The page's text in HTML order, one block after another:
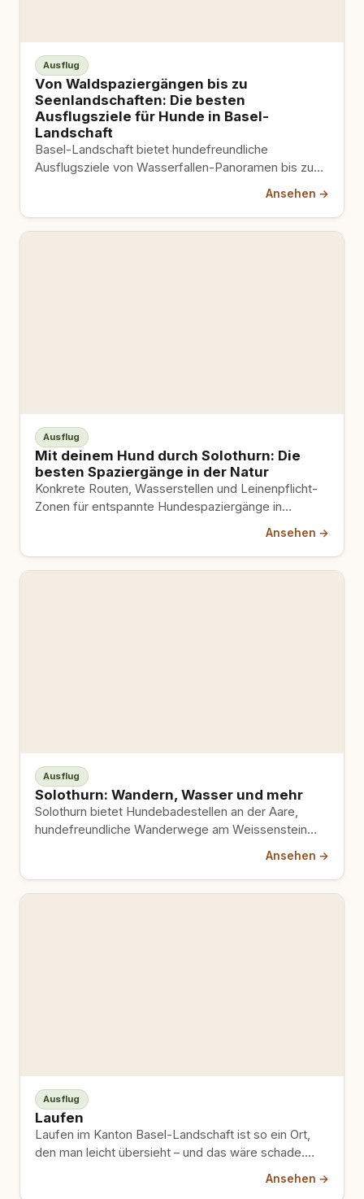
Ausflug
Von Waldspaziergängen bis zu
Seenlandschaften: Die besten
Ausflugsziele für Hunde in Basel-
Landschaft
Basel-Landschaft bietet hundefreundliche
Ausflugsziele von Wasserfallen-Panoramen bis zu
römischen Ruinen. Mit konkreten Anfahrts- und
Ansehen →
Ausflug
Mit deinem Hund durch Solothurn: Die
besten Spaziergänge in der Natur
Konkrete Routen, Wasserstellen und Leinenpflicht-
Zonen für entspannte Hundespaziergänge in
Solothurn. Plus Geheimtipps zu kostenlosen
Ansehen →
Ausflug
Solothurn: Wandern, Wasser und mehr
Solothurn bietet Hundebadestellen an der Aare,
hundefreundliche Wanderwege am Weissenstein
und eine kompakte Altstadt für entspannte
und Parkgebühren.
Ansehen →
Ausflug
Laufen
Laufen im Kanton Basel-Landschaft ist so ein Ort,
den man leicht übersieht – und das wäre schade.
Ansehen →